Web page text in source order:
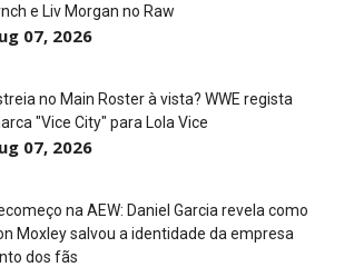
e Liv Morgan no Raw
07, 2026
no Main Roster à vista? WWE regista
"Vice City" para Lola Vice
07, 2026
na AEW: Daniel Garcia revela como
Moxley salvou a identidade da empresa
dos fãs